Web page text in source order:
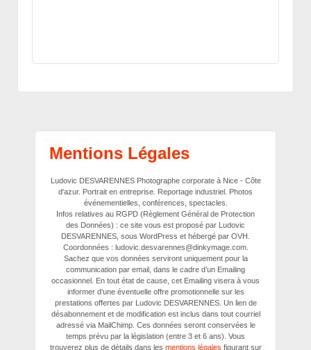
Mentions Légales
Ludovic DESVARENNES Photographe corporate à Nice - Côte
d'azur. Portrait en entreprise. Reportage industriel. Photos
événementielles, conférences, spectacles.
Infos relatives au RGPD (Règlement Général de Protection
des Données) : ce site vous est proposé par Ludovic
DESVARENNES, sous WordPress et hébergé par OVH.
Coordonnées : ludovic.desvarennes@dinkymage.com.
Sachez que vos données serviront uniquement pour la
communication par email, dans le cadre d’un Emailing
occasionnel. En tout état de cause, cet Emailing visera à vous
informer d’une éventuelle offre promotionnelle sur les
prestations offertes par Ludovic DESVARENNES. Un lien de
désabonnement et de modification est inclus dans tout courriel
adressé via MailChimp. Ces données seront conservées le
temps prévu par la législation (entre 3 et 6 ans). Vous
trouverez plus de détails dans les mentions légales figurant sur